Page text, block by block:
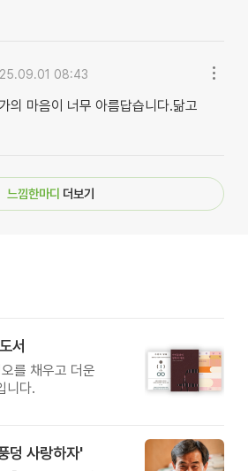
08:43
의 마음이 너무 아름답습니다.닮고
느낌한마디 더보기
서
를 채우고 더운
니다.
덩 사랑하자'